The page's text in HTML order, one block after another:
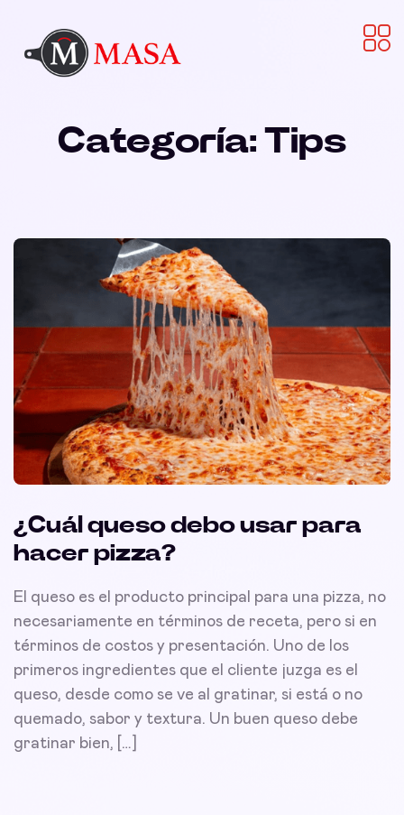
Categoría: Tips
¿Cuál queso debo usar para
hacer pizza?
El queso es el producto principal para una pizza, no
necesariamente en términos de receta, pero si en
términos de costos y presentación. Uno de los
primeros ingredientes que el cliente juzga es el
queso, desde como se ve al gratinar, si está o no
quemado, sabor y textura. Un buen queso debe
gratinar bien, […]